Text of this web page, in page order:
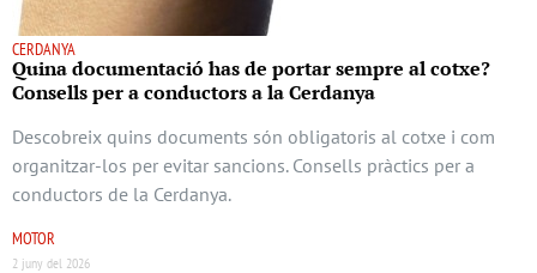
CERDANYA
Quina documentació has de portar sempre al cotxe?
Consells per a conductors a la Cerdanya
Descobreix quins documents són obligatoris al cotxe i com
organitzar-los per evitar sancions. Consells pràctics per a
conductors de la Cerdanya.
MOTOR
2 juny del 2026